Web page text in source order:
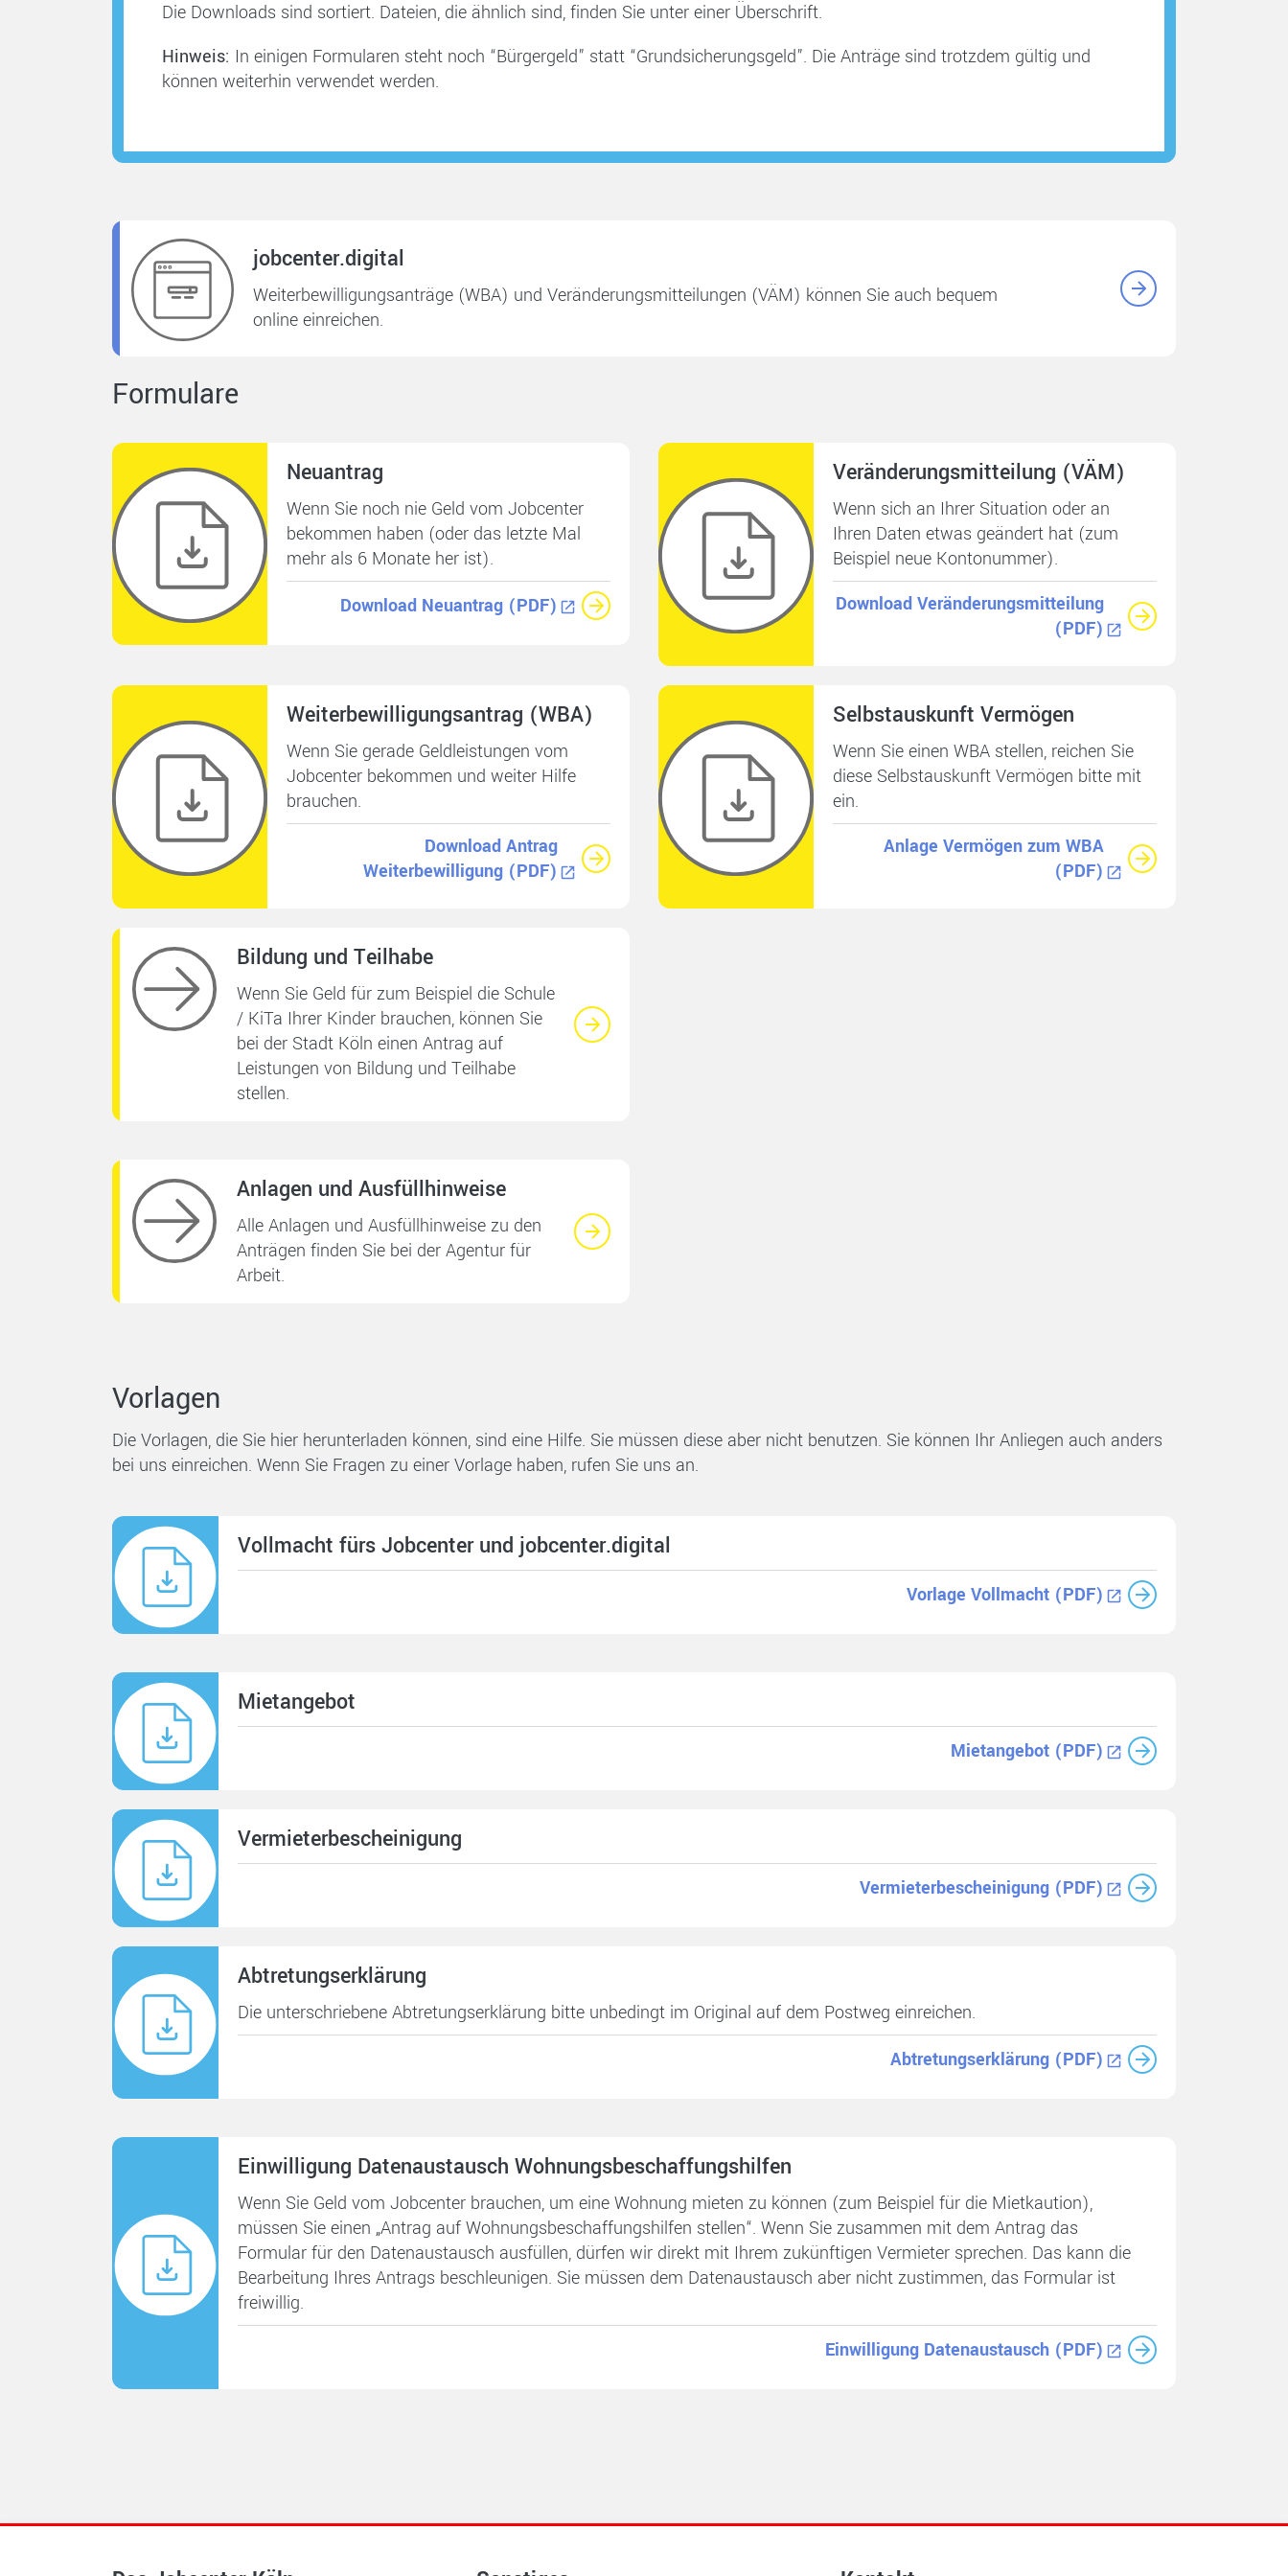
Die Downloads sind sortiert. Dateien, die ähnlich sind, finden Sie unter einer Überschrift.
Hinweis: In einigen Formularen steht noch “Bürgergeld” statt “Grundsicherungsgeld”. Die Anträge sind trotzdem gültig und
können weiterhin verwendet werden.
jobcenter.digital
Weiterbewilligungsanträge (WBA) und Veränderungsmitteilungen (VÄM) können Sie auch bequem
online einreichen.
Formulare
Neuantrag
Wenn Sie noch nie Geld vom Jobcenter
bekommen haben (oder das letzte Mal
mehr als 6 Monate her ist).
Download Neuantrag (PDF)
Veränderungs­mitteilung (VÄM)
Wenn sich an Ihrer Situation oder an
Ihren Daten etwas geändert hat (zum
Beispiel neue Kontonummer).
Download Veränderungsmitteilung
(PDF)
Weiterbewilligungs­antrag (WBA)
Wenn Sie gerade Geldleistungen vom
Jobcenter bekommen und weiter Hilfe
brauchen.
Download Antrag
Weiterbewilligung (PDF)
Selbstauskunft Vermögen
Wenn Sie einen WBA stellen, reichen Sie
diese Selbstauskunft Vermögen bitte mit
ein.
Anlage Vermögen zum WBA
(PDF)
Bildung und Teilhabe
Wenn Sie Geld für zum Beispiel die Schule
/ KiTa Ihrer Kinder brauchen, können Sie
bei der Stadt Köln einen Antrag auf
Leistungen von Bildung und Teilhabe
stellen.
Anlagen und Ausfüllhinweise
Alle Anlagen und Ausfüllhinweise zu den
Anträgen finden Sie bei der Agentur für
Arbeit.
Vorlagen
Die Vorlagen, die Sie hier herunterladen können, sind eine Hilfe. Sie müssen diese aber nicht benutzen. Sie können Ihr Anliegen auch anders
bei uns einreichen. Wenn Sie Fragen zu einer Vorlage haben, rufen Sie uns an.
Vollmacht fürs Jobcenter und jobcenter.digital
Vorlage Vollmacht (PDF)
Mietangebot
Mietangebot (PDF)
Vermieterbescheinigung
Vermieterbescheinigung (PDF)
Abtretungserklärung
Die unterschriebene Abtretungserklärung bitte unbedingt im Original auf dem Postweg einreichen.
Abtretungserklärung (PDF)
Einwilligung Datenaustausch Wohnungsbeschaffungshilfen
Wenn Sie Geld vom Jobcenter brauchen, um eine Wohnung mieten zu können (zum Beispiel für die Mietkaution),
müssen Sie einen „Antrag auf Wohnungsbeschaffungshilfen stellen“. Wenn Sie zusammen mit dem Antrag das
Formular für den Datenaustausch ausfüllen, dürfen wir direkt mit Ihrem zukünftigen Vermieter sprechen. Das kann die
Bearbeitung Ihres Antrags beschleunigen. Sie müssen dem Datenaustausch aber nicht zustimmen, das Formular ist
freiwillig.
Einwilligung Datenaustausch (PDF)